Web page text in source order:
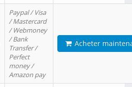
Paypal / Visa
/ Mastercard
/ Webmoney
/ Bank
Transfer /
Perfect
money /
Amazon pay
Acheter